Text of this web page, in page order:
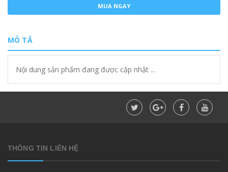
MUA NGAY
MÔ TẢ
Nội dung sản phẩm đang được cập nhật ...
THÔNG TIN LIÊN HỆ